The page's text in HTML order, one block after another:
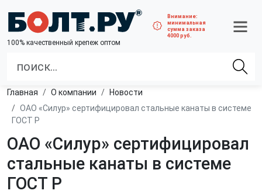
100% качественный крепеж оптом
Внимание:
минимальная
сумма заказа
4000 руб.
Главная О компании
Новости
ОАО «Силур» сертифицировал стальные канаты в системе
ГОСТ Р
ОАО «Силур» сертифицировал
стальные канаты в системе
ГОСТ Р